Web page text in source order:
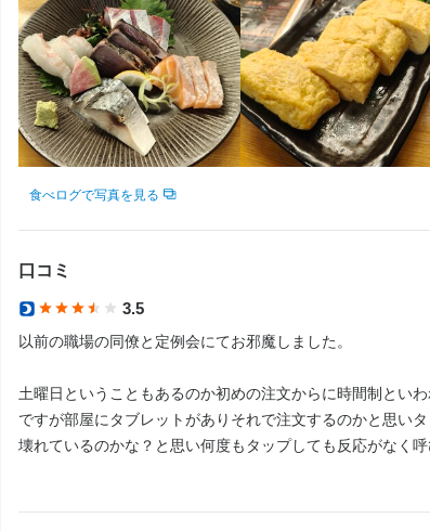
食べログで写真を見る
口コミ
3.5
以前の職場の同僚と定例会にてお邪魔しました。
土曜日ということもあるのか初めの注文からに時間制とい
ですが部屋にタブレットがありそれで注文するのかと思いタ
壊れているのかな？と思い何度もタップしても反応がなく
求人を選択する
バイト ホールスタッフ
求人を選択する
バイト ホールスタッフ
求人を選択する
バイト ホールスタッフ
求人を選択する
バイト 調理補助
バイト ホールスタッフ